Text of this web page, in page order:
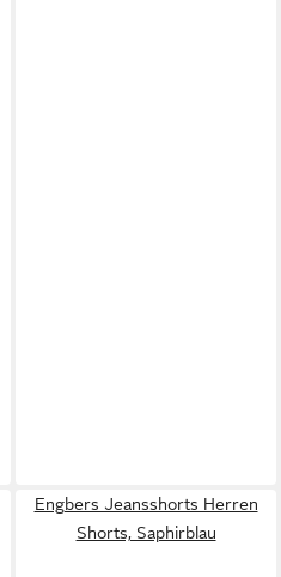
Engbers Jeansshorts Herren
Shorts, Saphirblau